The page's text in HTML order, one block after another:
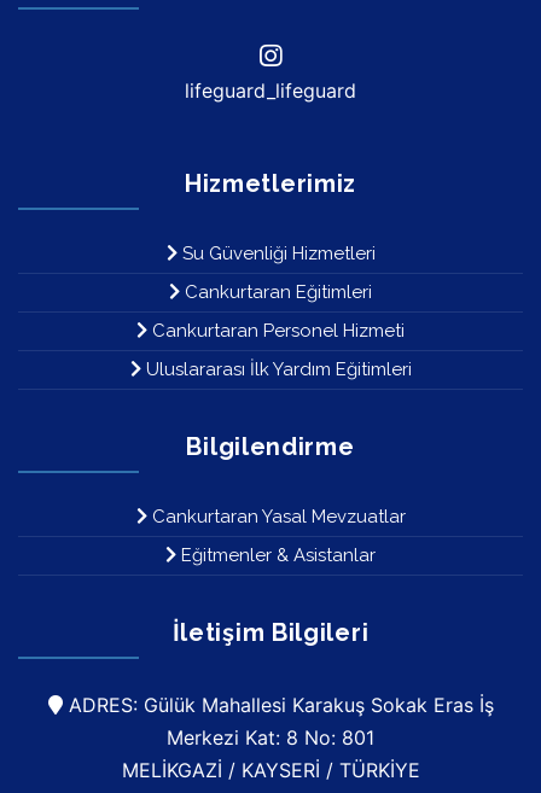
lifeguard_lifeguard
Hizmetlerimiz
Su Güvenliği Hizmetleri
Cankurtaran Eğitimleri
Cankurtaran Personel Hizmeti
Uluslararası İlk Yardım Eğitimleri
Bilgilendirme
Cankurtaran Yasal Mevzuatlar
Eğitmenler & Asistanlar
İletişim Bilgileri
ADRES: Gülük Mahallesi Karakuş Sokak Eras İş
Merkezi Kat: 8 No: 801
MELİKGAZİ / KAYSERİ / TÜRKİYE